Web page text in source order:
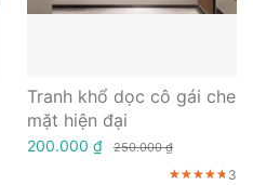
Tranh khổ dọc cô gái che
mặt hiện đại
200.000 ₫ 250.000 ₫
★★★★★
★★★★★
★★★★★ 3